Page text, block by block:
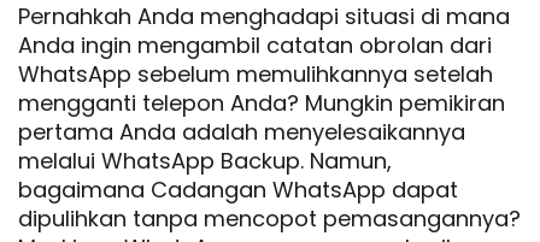
Pernahkah Anda menghadapi situasi di mana
Anda ingin mengambil catatan obrolan dari
WhatsApp sebelum memulihkannya setelah
mengganti telepon Anda? Mungkin pemikiran
pertama Anda adalah menyelesaikannya
melalui WhatsApp Backup. Namun,
bagaimana Cadangan WhatsApp dapat
dipulihkan tanpa mencopot pemasangannya?